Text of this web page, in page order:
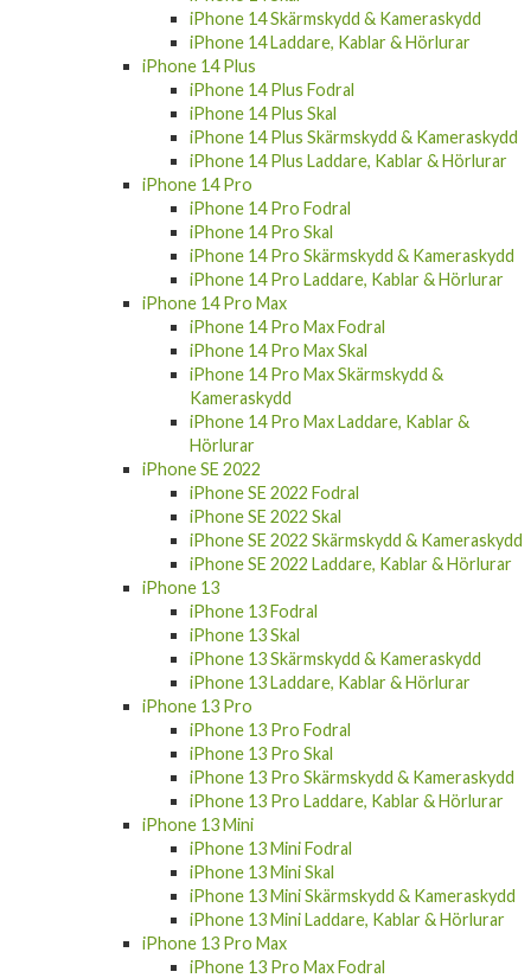
iPhone 14 Skärmskydd & Kameraskydd
iPhone 14 Laddare, Kablar & Hörlurar
iPhone 14 Plus
iPhone 14 Plus Fodral
iPhone 14 Plus Skal
iPhone 14 Plus Skärmskydd & Kameraskydd
iPhone 14 Plus Laddare, Kablar & Hörlurar
iPhone 14 Pro
iPhone 14 Pro Fodral
iPhone 14 Pro Skal
iPhone 14 Pro Skärmskydd & Kameraskydd
iPhone 14 Pro Laddare, Kablar & Hörlurar
iPhone 14 Pro Max
iPhone 14 Pro Max Fodral
iPhone 14 Pro Max Skal
iPhone 14 Pro Max Skärmskydd &
Kameraskydd
iPhone 14 Pro Max Laddare, Kablar &
Hörlurar
iPhone SE 2022
iPhone SE 2022 Fodral
iPhone SE 2022 Skal
iPhone SE 2022 Skärmskydd & Kameraskydd
iPhone SE 2022 Laddare, Kablar & Hörlurar
iPhone 13
iPhone 13 Fodral
iPhone 13 Skal
iPhone 13 Skärmskydd & Kameraskydd
iPhone 13 Laddare, Kablar & Hörlurar
iPhone 13 Pro
iPhone 13 Pro Fodral
iPhone 13 Pro Skal
iPhone 13 Pro Skärmskydd & Kameraskydd
iPhone 13 Pro Laddare, Kablar & Hörlurar
iPhone 13 Mini
iPhone 13 Mini Fodral
iPhone 13 Mini Skal
iPhone 13 Mini Skärmskydd & Kameraskydd
iPhone 13 Mini Laddare, Kablar & Hörlurar
iPhone 13 Pro Max
iPhone 13 Pro Max Fodral